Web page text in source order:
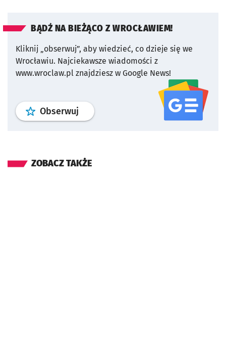
BĄDŹ NA BIEŻĄCO Z WROCŁAWIEM!
Kliknij „obserwuj”, aby wiedzieć, co dzieje się we
Wrocławiu. Najciekawsze wiadomości z
www.wroclaw.pl znajdziesz w Google News!
Obserwuj profil serwisu
ZOBACZ TAKŻE